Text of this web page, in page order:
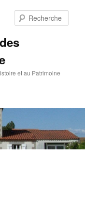
et au Patrimoine